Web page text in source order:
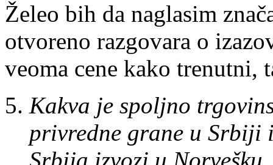
Želeo bih da naglasim
otvoreno razgovara o
veoma cene kako
Kakva je spoljno
privredne grane u Srbiji